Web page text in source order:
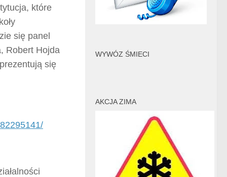
które
się panel
Robert Hojda
się
WYWÓZ ŚMIECI
AKCJA ZIMA